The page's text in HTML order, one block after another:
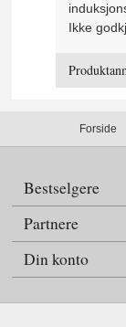
Ikke
Forside
Bestselgere
Partnere
Din konto